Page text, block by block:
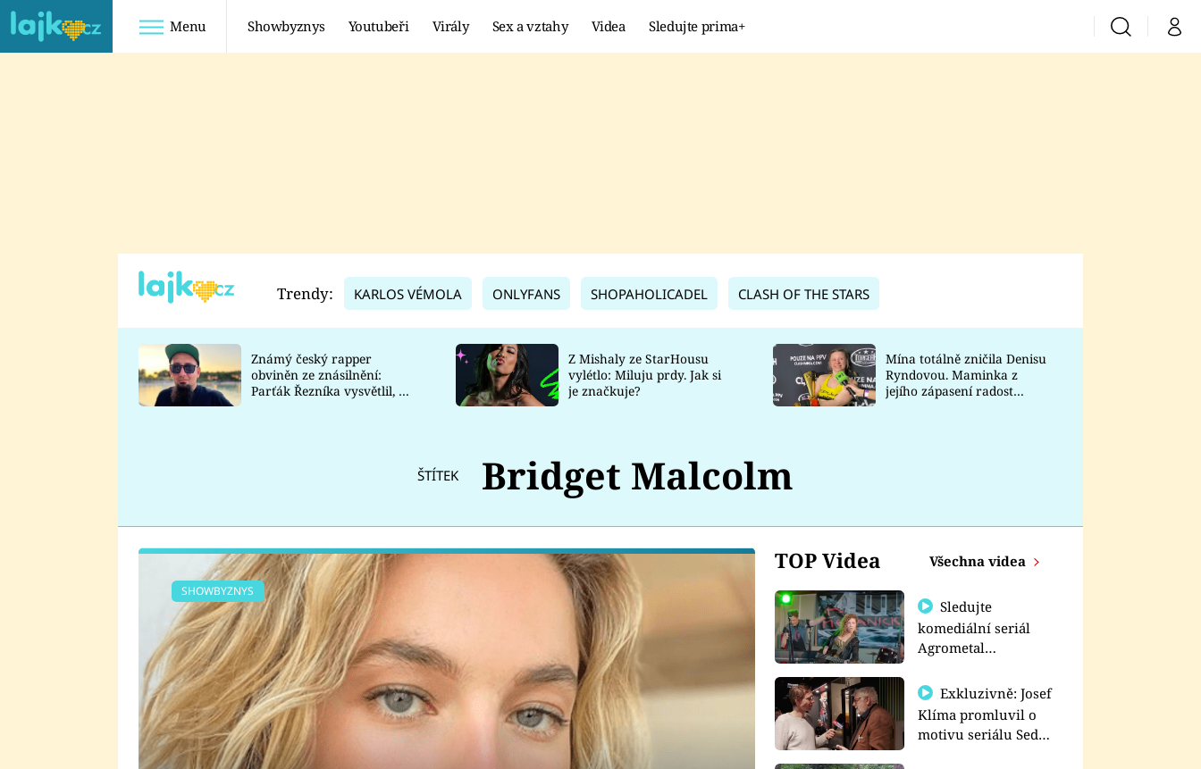
Menu Showbyznys Youtubeři Virály Sex a vztahy Videa Sledujte prima+ VyhledáváníMůj
TADEÁŠ KUBĚNKA
DATEL
Prima Lajk
Sledujte nás
Trendy: KARLOS VÉMOLA ONLYFANS SHOPAHOLICADEL CLASH OF THE STARS
Známý český rapper
obviněn ze znásilnění:
Parťák Řezníka vysvětlil, co
Z Mishaly ze StarHousu
vylétlo: Miluju prdy. Jak si
je značkuje?
Mína totálně zničila Denisu
Ryndovou. Maminka z
jejího zápasení radost
ŠTÍTEK Bridget Malcolm
TOP Videa Všechna videa
Sledujte
komediální seriál
Agrometal
prima+
Exkluzivně: Josef
Klíma promluvil o
motivu seriálu Sedm
SHOWBYZNYS